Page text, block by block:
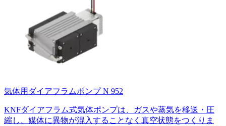
気体用ダイアフラムポンプ N 952
KNFダイアフラム式気体ポンプは、ガスや蒸気を移送・圧
縮し、媒体に異物が混入することなく真空状態をつくりま